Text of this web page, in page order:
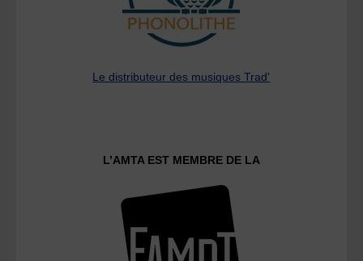
Le distributeur des musiques Trad'
L’AMTA EST MEMBRE DE LA